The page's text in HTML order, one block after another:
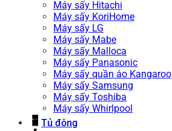
Máy sấy Hitachi
Máy sấy KoriHome
Máy sấy LG
Máy sấy Mabe
Máy sấy Malloca
Máy sấy Panasonic
Máy sấy quần áo Kangaroo
Máy sấy Samsung
Máy sấy Toshiba
Máy sấy Whirlpool
Tủ đông